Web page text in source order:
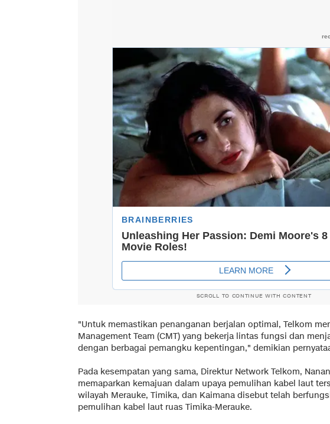
SCROLL TO CONTINUE WITH CONTENT
"Untuk memastikan penanganan berjalan optimal, Telkom
Management Team (CMT) yang bekerja lintas fungsi dan
dengan berbagai pemangku kepentingan," demikian
Pada kesempatan yang sama, Direktur Network Telkom,
memaparkan kemajuan dalam upaya pemulihan kabel laut
wilayah Merauke, Timika, dan Kaimana disebut telah
pemulihan kabel laut ruas Timika-Merauke.